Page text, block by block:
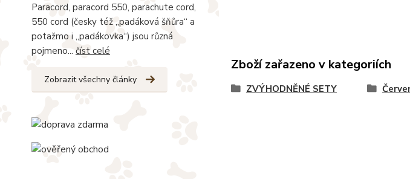
Paracord, paracord 550, parachute cord,
550 cord (česky též „padáková šňůra“ a
potažmo i „padákovka“) jsou různá
pojmeno... číst celé
Zobrazit všechny články
Zboží zařazeno v kategoriích
ZVÝHODNĚNÉ SETY